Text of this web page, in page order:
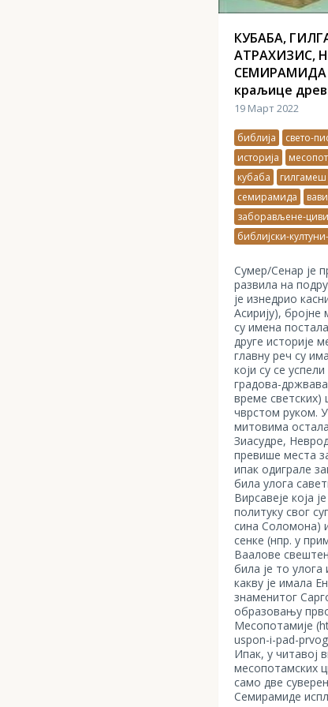
КУБАБА,
АТРАХИЗИС,
СЕМИРАМИДА
краљице
19 Март 2022
библија свето-
историја
кубаба
гилгамеш
семирамида
заборављене-
библијски-
Сумер/Сенар је
развила на
је изнедрио
Асирију), бројне
су имена
друге историје
главну реч су
који су се
градова-
време светских)
чврстом руком.
митовима
Зиасудре,
превише места
ипак одиграле
била улога
Вирсавеје која
политуку свог
сина Соломона)
сенке (нпр. у
Ваалове
била је то улога
какву је имала
знаменитог
образовању
Месопотамије
uspon-i-pad-
Ипак, у читавој
месопотамских
само две
Семирамиде